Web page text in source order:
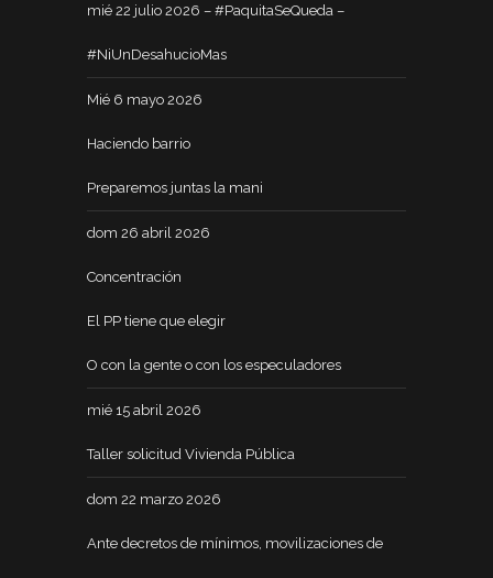
mié 22 julio 2026 – #PaquitaSeQueda –
#NiUnDesahucioMas
Mié 6 mayo 2026
Haciendo barrio
Preparemos juntas la mani
dom 26 abril 2026
Concentración
El PP tiene que elegir
O con la gente o con los especuladores
mié 15 abril 2026
Taller solicitud Vivienda Pública
dom 22 marzo 2026
Ante decretos de mínimos, movilizaciones de